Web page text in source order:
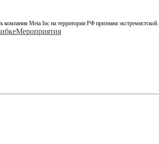
Meta Inc на территории РФ признана экстремистской.
Мероприятия